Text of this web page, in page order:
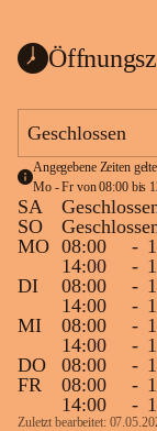
Geschlossen
Angegebene Zeiten
Mo - Fr von 08:00 bis
SA
SO
MO 08:00 -
14:00
-
DI
08:00 -
14:00
-
MI
08:00 -
14:00
-
DO
08:00 -
FR
08:00 -
14:00
-
Zuletzt bearbeitet: